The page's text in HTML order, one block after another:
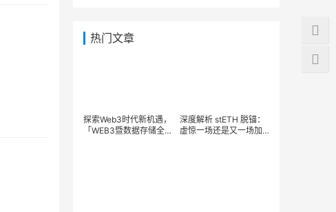
热门文章
探索Web3时代新机遇，
「WEB3暨数据存储全球
深度解析 stETH 脱锚：
虚惊一场还是又一场加